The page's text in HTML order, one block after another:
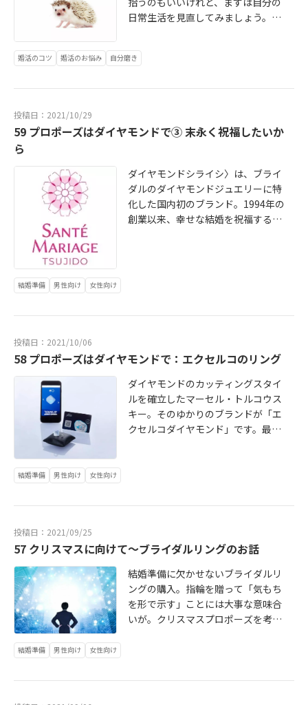
日常生活を見直してみましょう。そ
憧れの人を見つけて真似してみるこ
とも有効です続きはこちら⇒ http://
476200.html
婚活のコツ 婚活のお悩み 自分磨き
投稿日：2021/10/29
59 プロポーズはダイヤモンドで③ 末永く祝福したいか
ら
ダイヤモンドシライシ〉は、ブライ
ダルのダイヤモンドジュエリーに特
化した国内初のブランド。1994年の
創業以来、幸せな結婚を祝福するた
結婚準備 男性向け 女性向け
投稿日：2021/10/06
58 プロポーズはダイヤモンドで：エクセルコのリング
ダイヤモンドのカッティングスタイ
ルを確立したマーセル・トルコウス
キー。そのゆかりのブランドが「エ
クセルコダイヤモンド」です。最高
alstory2020.blog.jp/archives/9195
結婚準備 男性向け 女性向け
投稿日：2021/09/25
57 クリスマスに向けて～ブライダルリングのお話
結婚準備に欠かせないブライダルリ
ングの購入。指輪を贈って「気もち
を形で示す」ことには大事な意味合
いが。クリスマスプロポーズを考え
結婚準備 男性向け 女性向け